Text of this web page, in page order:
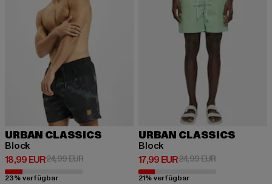
URBAN CLASSICS
Block
18,99 EUR
Derzeitiger Preis: 18,99 EUR
24,99 EURAktionspreis: 24,99 EUR
23% verfügbar
URBAN CLASSICS
Block
17,99 EUR
Derzeitiger Preis: 17,99 EUR
24,99 EURAktionspreis:
21% verfügbar